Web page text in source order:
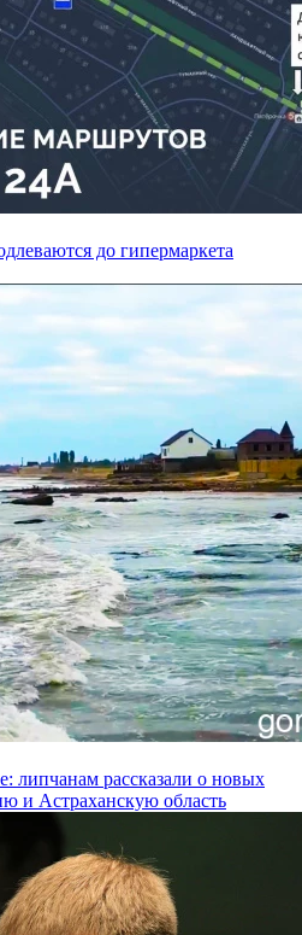
до гипермаркета
липчанам рассказали о новых
и Астраханскую область